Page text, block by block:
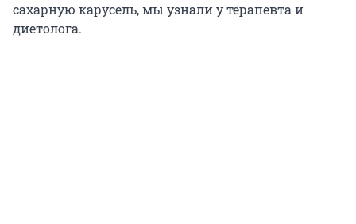
сахарную карусель, мы узнали у терапевта и
диетолога.